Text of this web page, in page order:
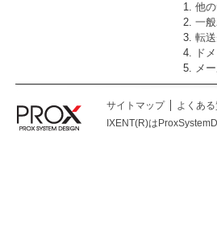
他
一
転
ド
メ
サイトマップ よくあ
IXENT(R)は